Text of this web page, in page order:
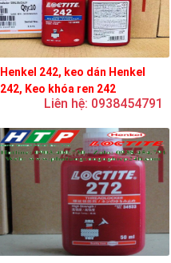
Henkel 242, keo dán Henkel
242, Keo khóa ren 242
Liên hệ: 0938454791